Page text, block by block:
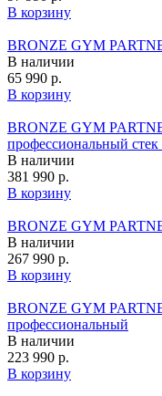
В корзину
BRONZE GYM
В наличии
65 990 р.
В корзину
BRONZE GYM
профессиональный стек
В наличии
381 990 р.
В корзину
BRONZE GYM
В наличии
267 990 р.
В корзину
BRONZE GYM
профессиональный
В наличии
223 990 р.
В корзину